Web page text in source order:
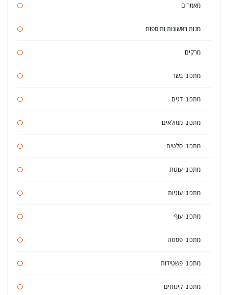
מאמרים
מנות ראשונות ותוספות
מרקים
מתכוני בשר
מתכוני דגים
מתכוני ממולאים
מתכוני סלטים
מתכוני עוגות
מתכוני עוגיות
מתכוני עוף
מתכוני פסטה
מתכוני פשטידות
מתכוני קינוחים